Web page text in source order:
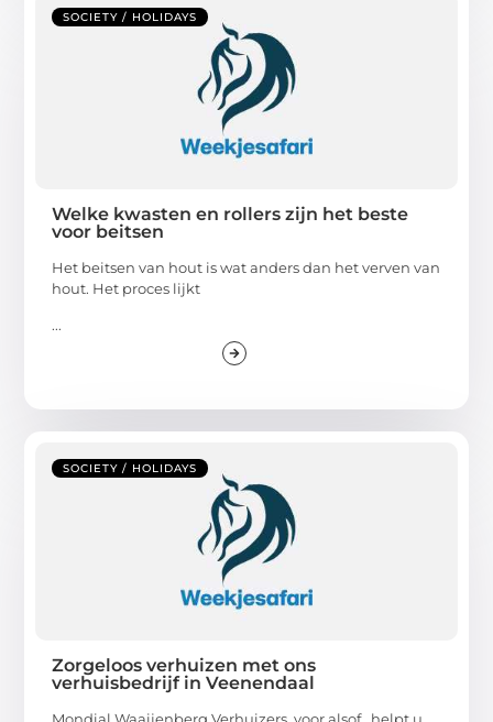
SOCIETY / HOLIDAYS
Welke kwasten en rollers zijn het beste
voor beitsen
Het beitsen van hout is wat anders dan het verven van
hout. Het proces lijkt
...
SOCIETY / HOLIDAYS
Zorgeloos verhuizen met ons
verhuisbedrijf in Veenendaal